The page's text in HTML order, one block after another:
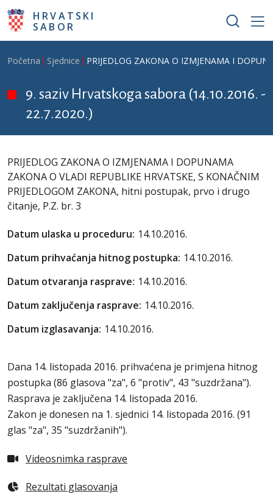
Skoči na glavni sadržaj
HRVATSKI
SABOR
Breadcrumb
Početna Sjednice PRIJEDLOG ZAKONA O IZMJENAMA I
9. saziv Hrvatskoga sabora (14.10.2016. -
22.7.2020.)
PRIJEDLOG ZAKONA O IZMJENAMA I DOPUNAMA
ZAKONA O VLADI REPUBLIKE HRVATSKE, S KONAČNIM
PRIJEDLOGOM ZAKONA, hitni postupak, prvo i drugo
čitanje, P.Z. br. 3
Datum ulaska u proceduru: 14.10.2016.
Datum prihvaćanja hitnog postupka: 14.10.2016.
Datum otvaranja rasprave: 14.10.2016.
Datum zaključenja rasprave: 14.10.2016.
Datum izglasavanja: 14.10.2016.
Dana 14. listopada 2016. prihvaćena je primjena hitnog
postupka (86 glasova "za", 6 "protiv", 43 "suzdržana").
Rasprava je zaključena 14. listopada 2016.
Zakon je donesen na 1. sjednici 14. listopada 2016. (91
glas "za", 35 "suzdržanih").
Videosnimka rasprave
Rezultati glasovanja